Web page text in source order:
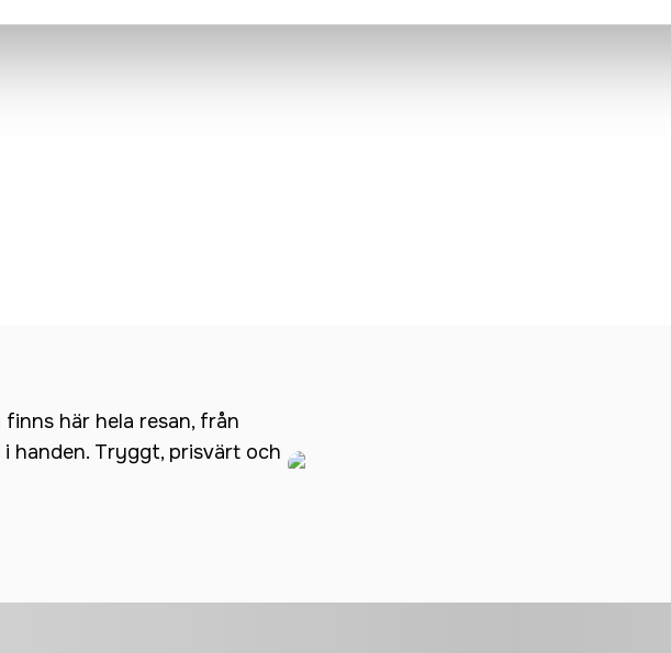
finns här hela resan, från
handen. Tryggt, prisvärt och